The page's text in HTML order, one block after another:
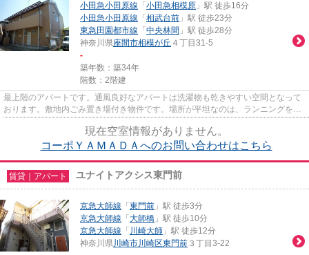
小田急小田原線 「 小田急相模原 」駅 徒歩16分
小田急小田原線 「 相武台前 」駅 徒歩23分
東急田園都市線 「 中央林間 」駅 徒歩28分
神奈川県座間市相模が丘 ４丁目31-5
-
築年数：築34年
階数：2階建
最上階のアパートです。通風良好なアパートは洗濯物も乾きやすい空間となって
おります。敷地内ごみ置き場付き物件です。場所が平坦なのは、ランニングをす
現在空室情報がありません。
コーポＹＡＭＡＤＡへのお問い合わせはこちら
賃貸｜アパート ユナイトアクシス東門前
京急大師線 「 東門前 」駅 徒歩3分
京急大師線 「 大師橋 」駅 徒歩10分
京急大師線 「 川崎大師 」駅 徒歩12分
神奈川県川崎市川崎区東門前 ３丁目3-22